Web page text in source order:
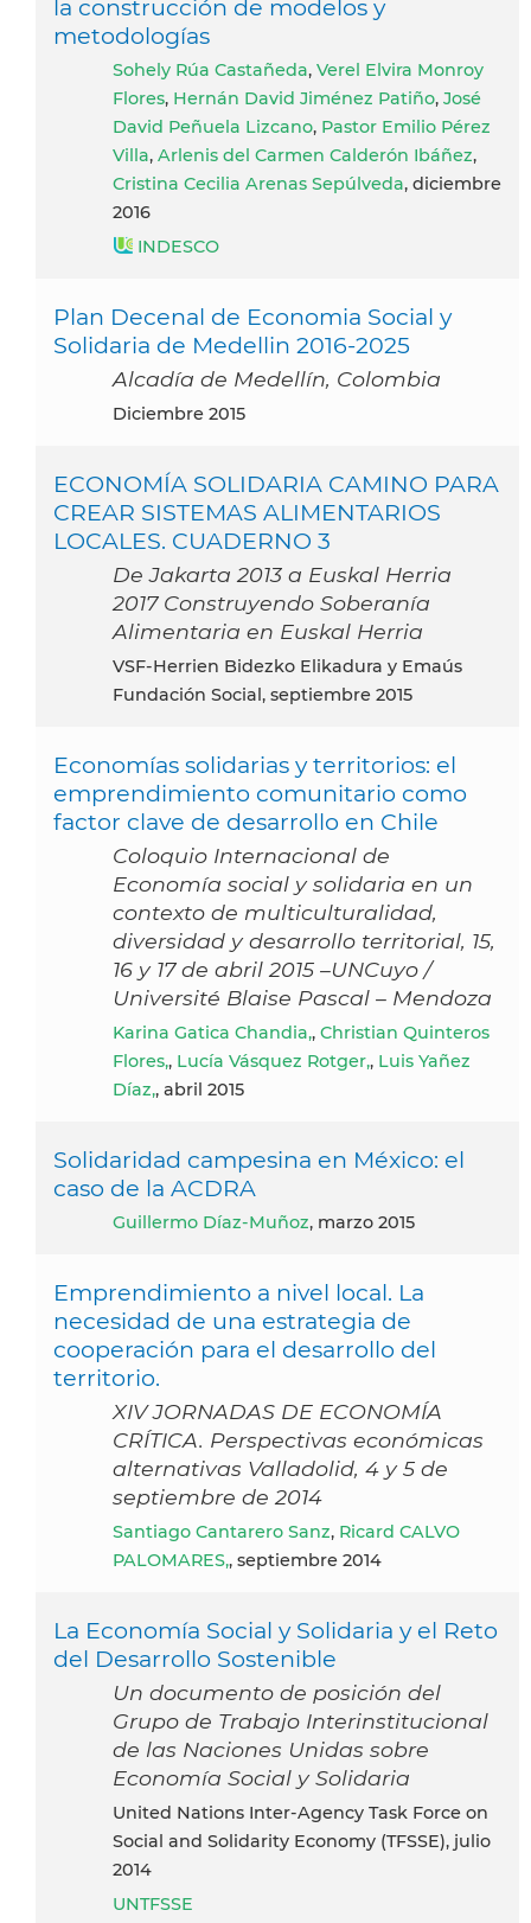
la construcción de modelos y
metodologías
Sohely Rúa Castañeda, Verel Elvira Monroy
Flores, Hernán David Jiménez Patiño, José
David Peñuela Lizcano, Pastor Emilio Pérez
Villa, Arlenis del Carmen Calderón Ibáñez,
Cristina Cecilia Arenas Sepúlveda, diciembre
2016
INDESCO
Plan Decenal de Economia Social y
Solidaria de Medellin 2016-2025
Alcadía de Medellín, Colombia
diciembre 2015
ECONOMÍA SOLIDARIA CAMINO PARA
CREAR SISTEMAS ALIMENTARIOS
LOCALES. CUADERNO 3
De Jakarta 2013 a Euskal Herria
2017 Construyendo Soberanía
Alimentaria en Euskal Herria
VSF-Herrien Bidezko Elikadura y Emaús
Fundación Social, septiembre 2015
Economías solidarias y territorios: el
emprendimiento comunitario como
factor clave de desarrollo en Chile
Coloquio Internacional de
Economía social y solidaria en un
contexto de multiculturalidad,
diversidad y desarrollo territorial, 15,
16 y 17 de abril 2015 –UNCuyo /
Université Blaise Pascal – Mendoza
Karina Gatica Chandia,, Christian Quinteros
Flores,, Lucía Vásquez Rotger,, Luis Yañez
Díaz,, abril 2015
Solidaridad campesina en México: el
caso de la ACDRA
Guillermo Díaz-Muñoz, marzo 2015
Emprendimiento a nivel local. La
necesidad de una estrategia de
cooperación para el desarrollo del
territorio.
XIV JORNADAS DE ECONOMÍA
CRÍTICA. Perspectivas económicas
alternativas Valladolid, 4 y 5 de
septiembre de 2014
Santiago Cantarero Sanz, Ricard CALVO
PALOMARES,, septiembre 2014
La Economía Social y Solidaria y el Reto
del Desarrollo Sostenible
Un documento de posición del
Grupo de Trabajo Interinstitucional
de las Naciones Unidas sobre
Economía Social y Solidaria
United Nations Inter-Agency Task Force on
Social and Solidarity Economy (TFSSE), julio
2014
UNTFSSE